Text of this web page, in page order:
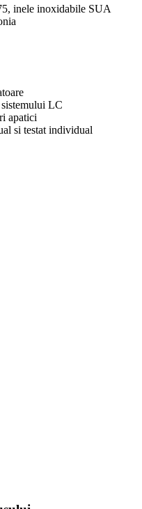
inele inoxidabile SUA
LC
apatici
si testat individual